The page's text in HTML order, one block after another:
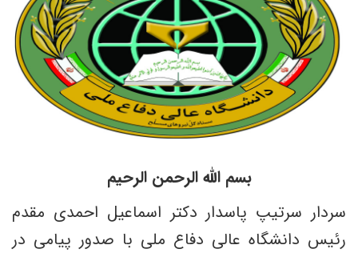
بسم الله الرحمن الرحیم
سردار سرتیپ پاسدار دکتر اسماعیل احمدی مقدم
رئیس دانشگاه عالی دفاع ملی با صدور پیامی در